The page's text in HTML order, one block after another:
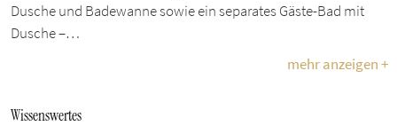
Dusche und Badewanne sowie ein separates Gäste-Bad mit
Dusche –…
mehr anzeigen +
Wissenswertes